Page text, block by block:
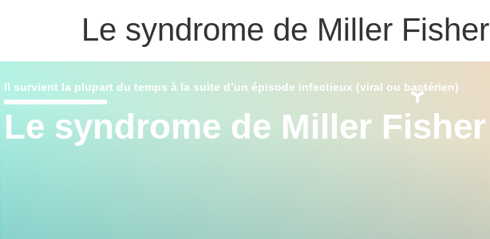
Le syndrome de Miller Fisher
Il survient la plupart du temps à la suite d’un épisode infectieux (viral ou bactérien)
Le syndrome de Miller Fisher